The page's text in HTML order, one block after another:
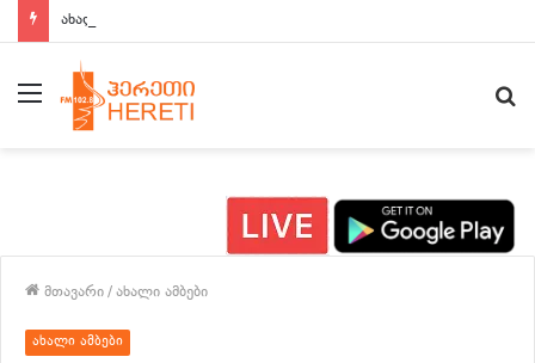
ახალი ამბები 15:00 საათზე
მენიუ
მთავარი/ახალი ამბები
ახალი ამბები